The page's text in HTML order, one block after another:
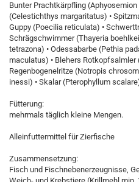
Bunter Prachtkärpfling
(Celestichthys margaritatus) •
Guppy (Poecilia reticulata) •
Schrägschwimmer (Thayeria
tetrazona) • Odessabarbe (Pethia
maculatus) • Blehers Rotkopfsalmler
Regenbogenelritze (Notropis
inessi) • Skalar (Pterophyllum
Fütterung:
mehrmals täglich kleine Mengen.
Alleinfuttermittel für Zierfische
Zusammensetzung:
Fisch und Fischnebenerzeugnisse,